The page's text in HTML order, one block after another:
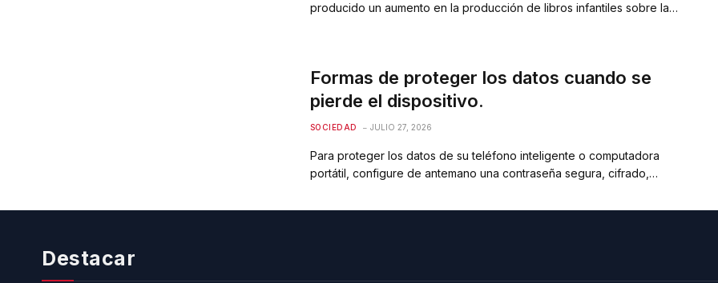
producido un aumento en la producción de libros infantiles sobre la
Formas de proteger los datos cuando se
pierde el dispositivo.
SOCIEDAD JULIO 27, 2026
Para proteger los datos de su teléfono inteligente o computadora
portátil, configure de antemano una contraseña segura, cifrado,
equivocadas, desactive la biometría, elimine archivos confidenciales y
Destacar